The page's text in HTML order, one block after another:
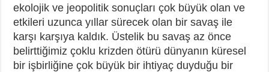
ekolojik ve jeopolitik sonuçları çok büyük olan ve
etkileri uzunca yıllar sürecek olan bir savaş ile
karşı karşıya kaldık. Üstelik bu savaş az önce
belirttiğimiz çoklu krizden ötürü dünyanın küresel
bir işbirliğine çok büyük bir ihtiyaç duyduğu bir